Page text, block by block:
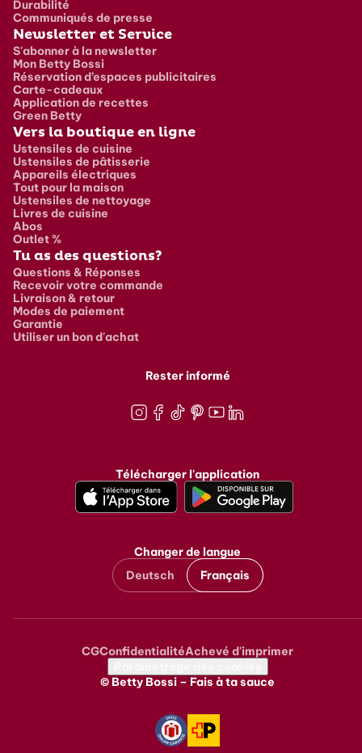
Durabilité
Communiqués de presse
Newsletter et Service
S'abonner à la newsletter
Mon Betty Bossi
Réservation d’espaces publicitaires
Carte-cadeaux
Application de recettes
Green Betty
Vers la boutique en ligne
Ustensiles de cuisine
Ustensiles de pâtisserie
Appareils électriques
Tout pour la maison
Ustensiles de nettoyage
Livres de cuisine
Abos
Outlet %
Tu as des questions?
Questions & Réponses
Recevoir votre commande
Livraison & retour
Modes de paiement
Garantie
Utiliser un bon d'achat
Rester informé
Télécharger l'application
Changer de langue
Deutsch
Français
Metanavigation
CGConfidentialitéAchevé d'imprimer
© Betty Bossi – Fais à ta sauce